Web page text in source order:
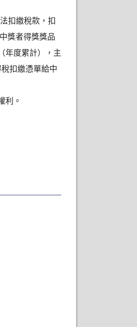
扣繳稅款，扣
獎者得獎獎品
年度累計），主
扣繳憑單給中
利。